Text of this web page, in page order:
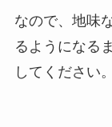
なので、地味
るようになる
してください。